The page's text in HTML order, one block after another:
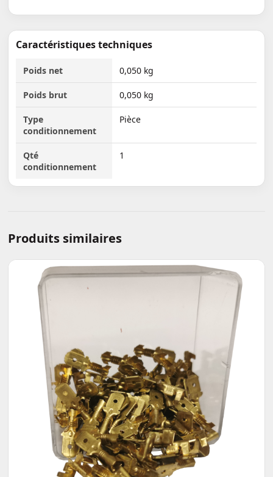
Caractéristiques techniques
Poids net 0,050 kg
Poids brut 0,050 kg
Type
conditionnement
Pièce
Qté
conditionnement
1
Produits similaires